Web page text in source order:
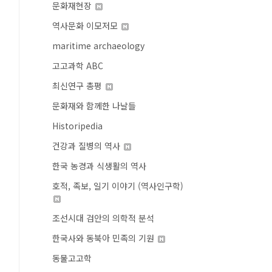
문화재현장
역사문화 이모저모
maritime archaeology
고고과학 ABC
최신연구 총평
문화재와 함께한 나날들
Historipedia
건강과 질병의 역사
한국 농경과 식생활의 역사
호적, 족보, 일기 이야기 (역사인구학)
조선시대 검안의 의학적 분석
한국사와 동북아 민족의 기원
동물고고학